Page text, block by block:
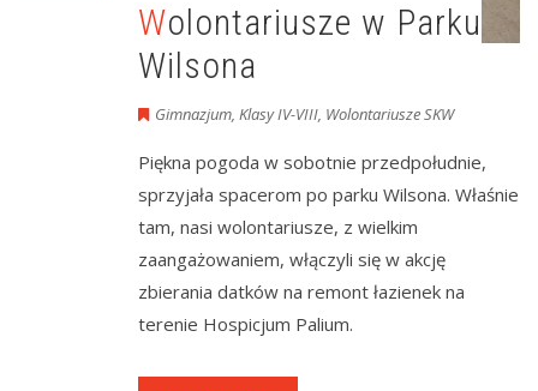
Wolontariusze w Parku
Wilsona
Gimnazjum, Klasy IV-VIII, Wolontariusze SKW
Piękna pogoda w sobotnie przedpołudnie,
sprzyjała spacerom po parku Wilsona. Właśnie
tam, nasi wolontariusze, z wielkim
zaangażowaniem, włączyli się w akcję
zbierania datków na remont łazienek na
terenie Hospicjum Palium.